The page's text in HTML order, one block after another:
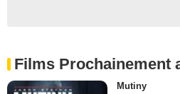
Films Prochainement
Mutiny